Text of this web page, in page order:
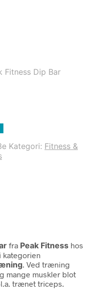
Fitness Dip Bar
Kategori: Fitness &
fra Peak Fitness hos
kategorien
. Ved træning
mange muskler blot
trænet triceps.